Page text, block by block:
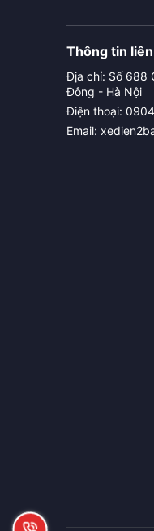
Thông tin
Địa chỉ: Số 688
Đông - Hà Nội
Điện thoại:
Email: